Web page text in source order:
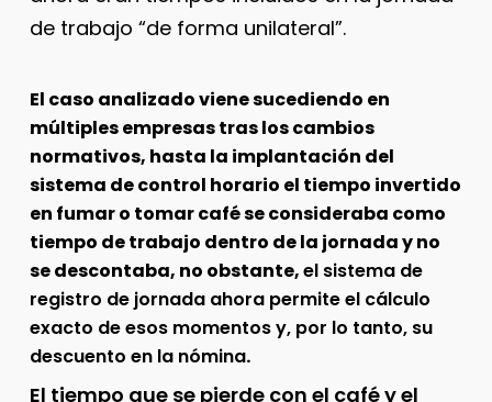
de trabajo “de forma unilateral”.
El caso analizado viene sucediendo en
múltiples empresas tras los cambios
normativos, hasta la implantación del
sistema de control horario el tiempo invertido
en fumar o tomar café se consideraba como
tiempo de trabajo dentro de la jornada y no
se descontaba, no obstante,el sistema de
registro de jornada ahora permite el cálculo
exacto de esos momentos y, por lo tanto, su
descuento en la nómina.
El tiempo que se pierde con el café y el